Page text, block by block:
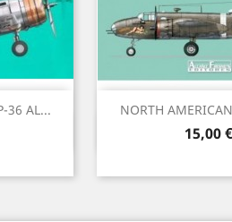
36 AL... NORTH
Preu
15,00 €
Vista